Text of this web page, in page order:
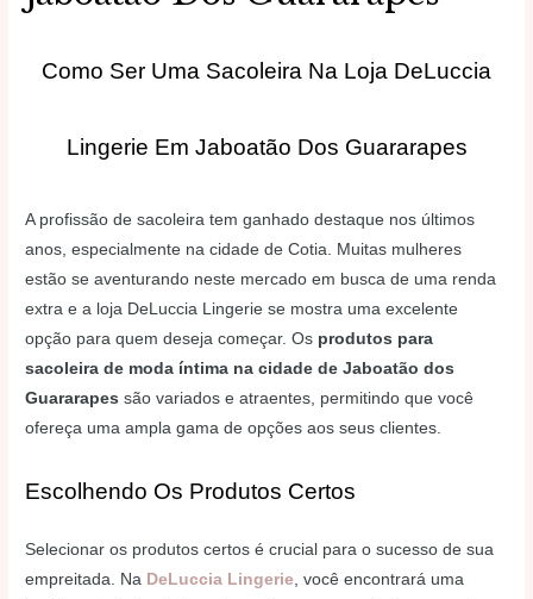
Como Ser Uma Sacoleira Na Loja DeLuccia
Lingerie Em Jaboatão Dos Guararapes
A profissão de sacoleira tem ganhado destaque nos últimos
anos, especialmente na cidade de Cotia. Muitas mulheres
estão se aventurando neste mercado em busca de uma renda
extra e a loja DeLuccia Lingerie se mostra uma excelente
opção para quem deseja começar. Os produtos para
sacoleira de moda íntima na cidade de Jaboatão dos
Guararapessão variados e atraentes, permitindo que você
ofereça uma ampla gama de opções aos seus clientes.
Escolhendo Os Produtos Certos
Selecionar os produtos certos é crucial para o sucesso de sua
empreitada. Na DeLuccia Lingerie , você encontrará uma